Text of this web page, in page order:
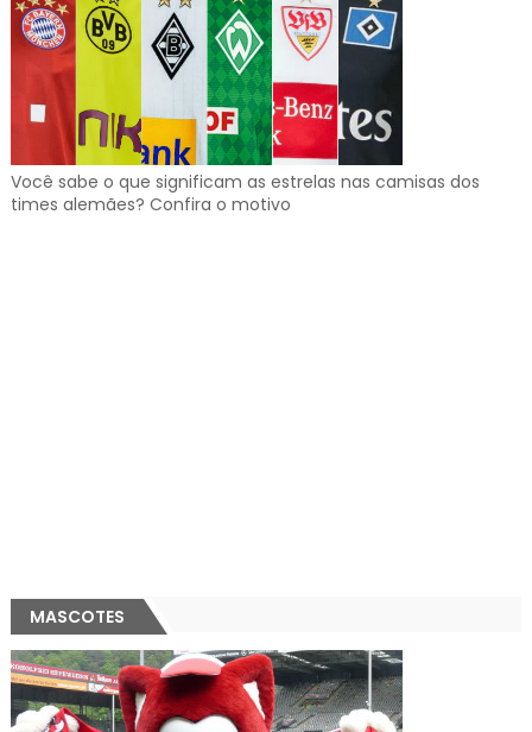
Você sabe o que significam as estrelas nas camisas dos
times alemães? Confira o motivo
MASCOTES